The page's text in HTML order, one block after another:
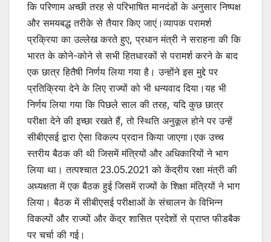
कि परिणाम अच्छी तरह से परिभाषित मानदंडों के अनुसार निष्पक्ष
और समयबद्ध तरीके से तैयार किए जाएं।व्यापक परामर्श
प्रक्रिया का उल्लेख करते हुए, प्रधान मंत्री ने सराहना की कि
भारत के कोने-कोने से सभी हितधारकों से परामर्श करने के बाद
एक छात्र हितैषी निर्णय लिया गया है। उन्होंने इस मुद्दे पर
प्रतिक्रिया देने के लिए राज्यों को भी धन्यवाद दिया।यह भी
निर्णय लिया गया कि पिछले साल की तरह, यदि कुछ छात्र
परीक्षा देने की इच्छा रखते हैं, तो स्थिति अनुकूल होने पर उन्हें
सीबीएसई द्वारा ऐसा विकल्प प्रदान किया जाएगा।एक उच्च
स्तरीय बैठक की थी जिसमें मंत्रियों और अधिकारियों ने भाग
लिया था। तत्पश्चात 23.05.2021 को केंद्रीय रक्षा मंत्री की
अध्यक्षता में एक बैठक हुई जिसमें राज्यों के शिक्षा मंत्रियों ने भाग
लिया। बैठक में सीबीएसई परीक्षाओं के संचालन के विभिन्न
विकल्पों और राज्यों और केंद्र शासित प्रदेशों से प्राप्त फीडबैक
पर चर्चा की गई।